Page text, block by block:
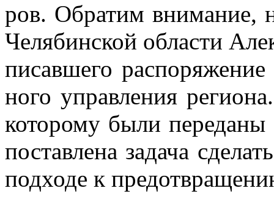
ров. Об­ра­тим вни­ма­ние,
Че­ля­бин­ской об­ла­сти
пи­сав­ше­го
но­го управ­ле­ния
ко­то­ро­му были
по­став­ле­на за­да­ча
под­хо­де к